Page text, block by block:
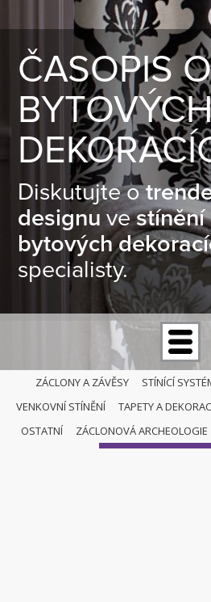
ČASOPIS
Diskutujte o
designuvestínění
bytových
specialisty.
ZÁCLONY A ZÁVĚSY STÍNÍCÍ
VENKOVNÍ STÍNĚNÍ
TAPETY A
OSTATNÍ
ZÁCLONOVÁ ARCHEOLOGIE